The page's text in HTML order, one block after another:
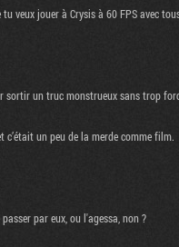
veux jouer à Crysis à 60 FPS avec
sortir un truc monstrueux sans trop
un peu de la merde comme film.
par eux, ou l'agessa, non ?